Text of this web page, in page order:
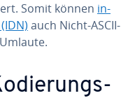
Somit können in­
auch Nicht-ASCII-